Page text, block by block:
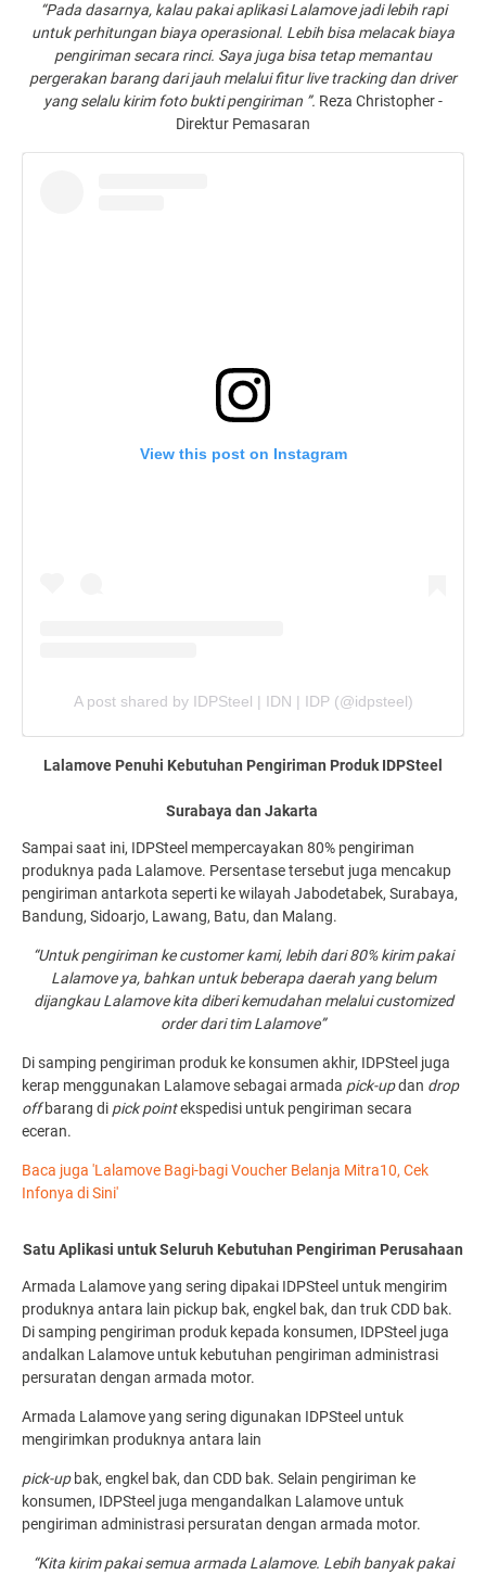
“Pada dasarnya, kalau pakai aplikasi Lalamove jadi lebih rapi
untuk perhitungan biaya operasional. Lebih bisa melacak biaya
pengiriman secara rinci. Saya juga bisa tetap memantau
pergerakan barang dari jauh melalui fitur live tracking dan driver
yang selalu kirim foto bukti pengiriman ”. Reza Christopher -
Direktur Pemasaran
View this post on Instagram
A post shared by IDPSteel | IDN | IDP (@idpsteel)
Lalamove Penuhi Kebutuhan Pengiriman Produk IDPSteel
Surabaya dan Jakarta
Sampai saat ini, IDPSteel mempercayakan 80% pengiriman
produknya pada Lalamove. Persentase tersebut juga mencakup
pengiriman antarkota seperti ke wilayah Jabodetabek, Surabaya,
Bandung, Sidoarjo, Lawang, Batu, dan Malang.
“Untuk pengiriman ke customer kami, lebih dari 80% kirim pakai
Lalamove ya, bahkan untuk beberapa daerah yang belum
dijangkau Lalamove kita diberi kemudahan melalui customized
order dari tim Lalamove”
Di samping pengiriman produk ke konsumen akhir, IDPSteel juga
kerap menggunakan Lalamove sebagai armada pick-updan drop
offbarang di pick pointekspedisi untuk pengiriman secara
eceran.
Baca juga 'Lalamove Bagi-bagi Voucher Belanja Mitra10, Cek
Infonya di Sini'
Satu Aplikasi untuk Seluruh Kebutuhan Pengiriman Perusahaan
Armada Lalamove yang sering dipakai IDPSteel untuk mengirim
produknya antara lain pickup bak, engkel bak, dan truk CDD bak.
Di samping pengiriman produk kepada konsumen, IDPSteel juga
andalkan Lalamove untuk kebutuhan pengiriman administrasi
persuratan dengan armada motor.
Armada Lalamove yang sering digunakan IDPSteel untuk
mengirimkan produknya antara lain
pick-upbak, engkel bak, dan CDD bak. Selain pengiriman ke
konsumen, IDPSteel juga mengandalkan Lalamove untuk
pengiriman administrasi persuratan dengan armada motor.
“Kita kirim pakai semua armada Lalamove. Lebih banyak pakai